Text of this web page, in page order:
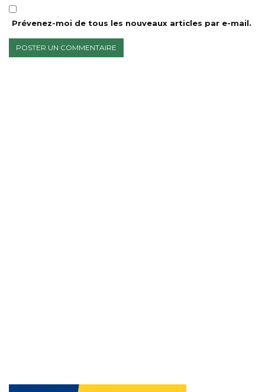
Prévenez-moi de tous les nouveaux articles par e-mail.